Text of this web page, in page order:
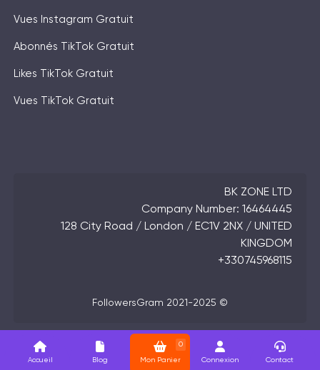
Accueil Blog
0
Mon Panier Connexion Contact
Vues Instagram Gratuit
Abonnés TikTok Gratuit
Likes TikTok Gratuit
Vues TikTok Gratuit
FollowersGram 2021-2025 ©
BK ZONE LTD
Company Number: 16464445
128 City Road / London / EC1V 2NX / UNITED
KINGDOM
+330745968115